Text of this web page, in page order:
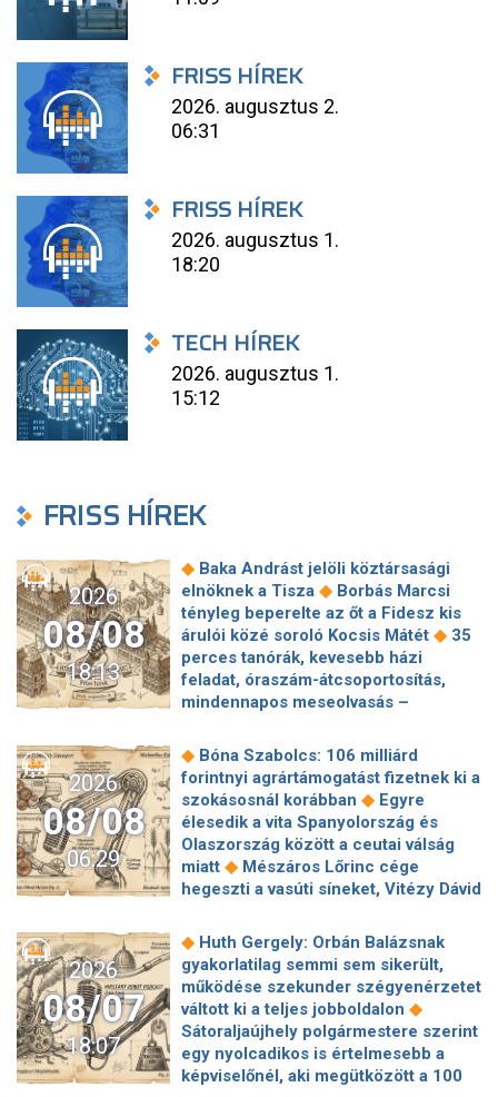
FRISS HÍREK
2026. augusztus 2.
06:31
FRISS HÍREK
2026. augusztus 1.
18:20
TECH HÍREK
2026. augusztus 1.
15:12
FRISS HÍREK
2026
08/08
18:13
◆ Baka Andrást jelöli köztársasági
elnöknek a Tisza ◆ Borbás Marcsi
tényleg beperelte az őt a Fidesz kis
árulói közé soroló Kocsis Mátét ◆ 35
perces tanórák, kevesebb házi
feladat, óraszám-átcsoportosítás,
mindennapos meseolvasás –
tagozatos javaslatcsomagja
Lemond és az egyetemről is távozik
az Ádám Zoltánt kirúgó corvinusos
rektorhelyettes◆
Katasztrófavédelem: Ez már nekünk is
sok! És sajnos nem látjuk a végét ◆
Nem fizeti vissza a vételárat a zuglói
kormányzati negyed
szélerőmű-gyűlölete: egymilliárd
dollárt fizetnek egy német cégnek,
hogy leállítsa az amerikai projektjeit◆
Dinnyedráma: hiába finom csemege,
bedőlt a piac◆ Hogy is volt, amikor
Baka Andrást jogellenesen mozdította
el a Fidesz?◆Új remény a
2026
08/08
06:29
◆ Bóna Szabolcs: 106 milliárd
forintnyi agrártámogatást fizetnek ki a
szokásosnál korábban ◆ Egyre
élesedik a vita Spanyolország és
Olaszország között a ceutai válság
miatt ◆ Mészáros Lőrinc cége
hegeszti a vasúti síneket, Vitézy Dávid
tesz a Bosnyák téri irodakomplexum
beruházója, ha az állam felmondja a
szerződésüket ◆ Megérkezett
Magyar Péter bejelentése: így költik
el a 6 ezer milliárd forintnyi uniós
◆Megbénult az ivóvíztárolók
töltése Ózdon – de máshol is komoly
nehézségek adódtak◆
2026
08/07
18:07
◆ Huth Gergely: Orbán Balázsnak
gyakorlatilag semmi sem sikerült,
működése szekunder szégyenérzetet
váltott ki a teljes jobboldalon ◆
Sátoraljaújhely polgármestere szerint
egy nyolcadikos is értelmesebb a
képviselőnél, aki megütközött a 100